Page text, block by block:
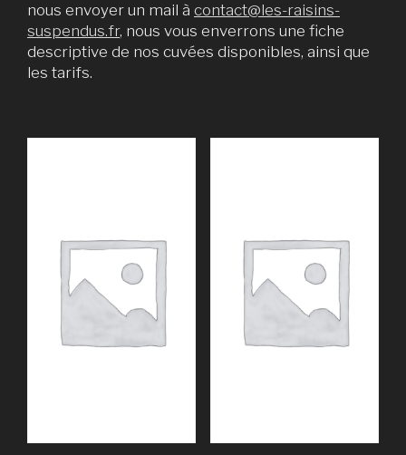
nous envoyer un mail à contact@les-raisins-
suspendus.fr, nous vous enverrons une fiche
descriptive de nos cuvées disponibles, ainsi que
les tarifs.